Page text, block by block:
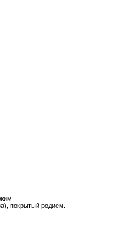
покрытый родием.